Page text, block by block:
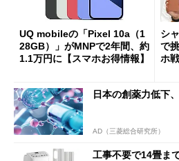
UQ mobileの「Pixel 10a（1
28GB）」がMNPで2年間、約
1.1万円に【スマホお得情報】
シ
で
ホ
日本の創薬力低下
AD（三菱総合研究所）
工事不要で14畳ま